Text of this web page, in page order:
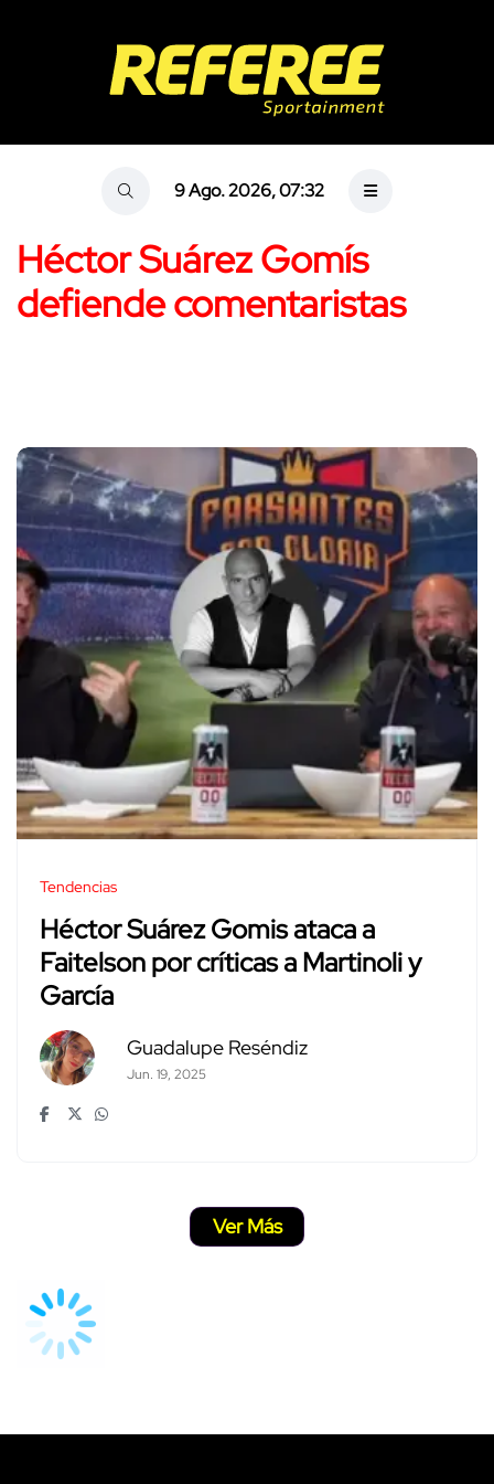
9 Ago. 2026, 07:32
Héctor Suárez Gomís
defiende comentaristas
Tendencias
Héctor Suárez Gomis ataca a
Faitelson por críticas a Martinoli y
García
Guadalupe Reséndiz
Jun. 19, 2025
Ver Más